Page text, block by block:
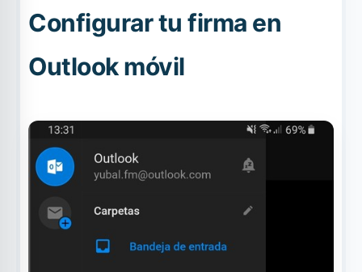
Configurar tu firma en
Outlook móvil